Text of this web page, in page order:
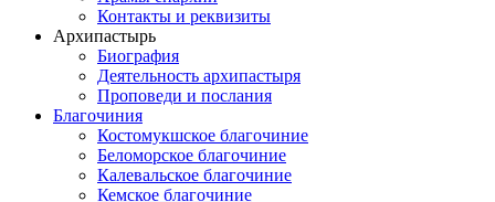
Контакты и реквизиты
Архипастырь
Биография
Деятельность архипастыря
Проповеди и послания
Благочиния
Костомукшское благочиние
Беломорское благочиние
Калевальское благочиние
Кемское благочиние